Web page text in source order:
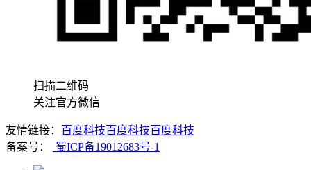
扫描二维码
关注官方微信
友情链接： 百度科技百度科技百度科技
备案号：
蜀ICP备19012683号-1